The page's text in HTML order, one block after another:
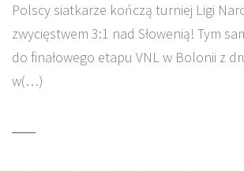
Polscy siatkarze kończą turniej Ligi
zwycięstwem 3:1 nad Słowenią! Tym
do finałowego etapu VNL w Bolonii z
w(…)